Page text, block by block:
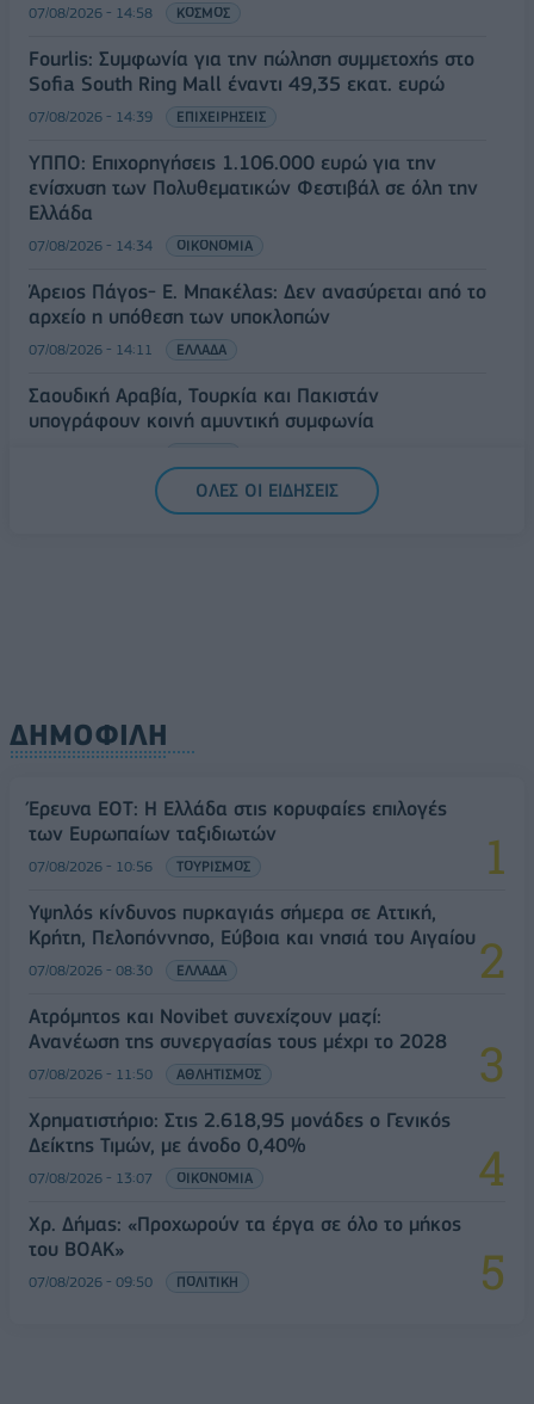
07/08/2026 - 14:58 ΚΟΣΜΟΣ
Fourlis: Συμφωνία για την πώληση συμμετοχής στο
Sofia South Ring Mall έναντι 49,35 εκατ. ευρώ
07/08/2026 - 14:39 ΕΠΙΧΕΙΡΗΣΕΙΣ
ΥΠΠΟ: Επιχορηγήσεις 1.106.000 ευρώ για την
ενίσχυση των Πολυθεματικών Φεστιβάλ σε όλη την
Ελλάδα
07/08/2026 - 14:34 ΟΙΚΟΝΟΜΙΑ
Άρειος Πάγος- Ε. Μπακέλας: Δεν ανασύρεται από το
αρχείο η υπόθεση των υποκλοπών
07/08/2026 - 14:11 ΕΛΛΑΔΑ
Σαουδική Αραβία, Τουρκία και Πακιστάν
υπογράφουν κοινή αμυντική συμφωνία
ΟΛΕΣ ΟΙ ΕΙΔΗΣΕΙΣ
ΔΗΜΟΦΙΛΗ
Έρευνα ΕΟΤ: Η Ελλάδα στις κορυφαίες επιλογές
των Ευρωπαίων ταξιδιωτών
07/08/2026 - 10:56 ΤΟΥΡΙΣΜΟΣ
Υψηλός κίνδυνος πυρκαγιάς σήμερα σε Αττική,
Κρήτη, Πελοπόννησο, Εύβοια και νησιά του Αιγαίου
07/08/2026 - 08:30 ΕΛΛΑΔΑ
Ατρόμητος και Novibet συνεχίζουν μαζί:
Ανανέωση της συνεργασίας τους μέχρι το 2028
07/08/2026 - 11:50 ΑΘΛΗΤΙΣΜΟΣ
Χρηματιστήριο: Στις 2.618,95 μονάδες ο Γενικός
Δείκτης Τιμών, με άνοδο 0,40%
07/08/2026 - 13:07 ΟΙΚΟΝΟΜΙΑ
Χρ. Δήμας: «Προχωρούν τα έργα σε όλο το μήκος
του ΒΟΑΚ»
07/08/2026 - 09:50 ΠΟΛΙΤΙΚΗ